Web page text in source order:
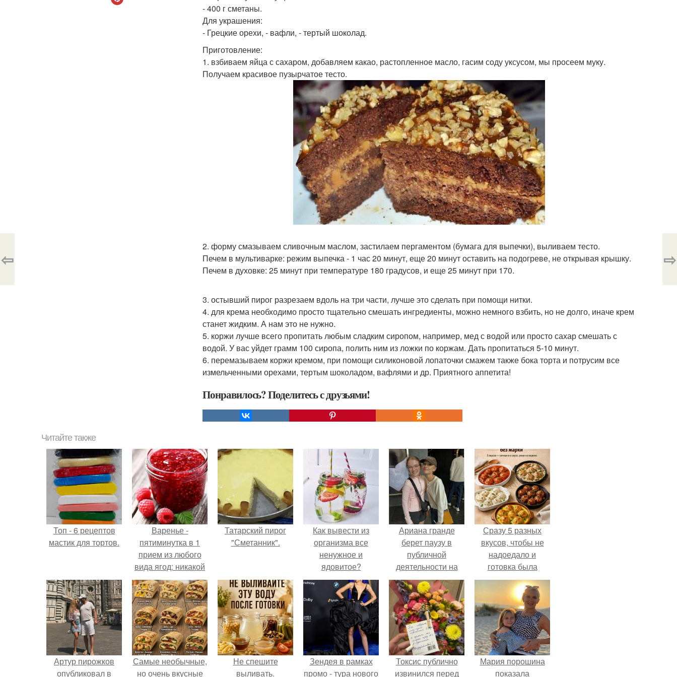
- 400 г сметаны.
Для украшения:
- Грецкие орехи, - вафли, - тертый шоколад.
Приготовление:
1. взбиваем яйца с сахаром, добавляем какао, растопленное масло, гасим соду уксусом, мы просеем муку.
Получаем красивое пузырчатое тесто.
2. форму смазываем сливочным маслом, застилаем пергаментом (бумага для выпечки), выливаем тесто.
Печем в мультиварке: режим выпечка - 1 час 20 минут, еще 20 минут оставить на подогреве, не открывая крышку.
Печем в духовке: 25 минут при температуре 180 градусов, и еще 25 минут при 170.
3. остывший пирог разрезаем вдоль на три части, лучше это сделать при помощи нитки.
4. для крема необходимо просто тщательно смешать ингредиенты, можно немного взбить, но не долго, иначе крем
станет жидким. А нам это не нужно.
5. коржи лучше всего пропитать любым сладким сиропом, например, мед с водой или просто сахар смешать с
водой. У вас уйдет грамм 100 сиропа, полить ним из ложки по коржам. Дать пропитаться 5-10 минут.
6. перемазываем коржи кремом, при помощи силиконовой лопаточки смажем также бока торта и потрусим все
измельченными орехами, тертым шоколадом, вафлями и др. Приятного аппетита!
Понравилось? Поделитесь с друзьями!
⇦ ⇨
Читайте также
Топ - 6 рецептов
мастик для тортов.
Варенье -
пятиминутка в 1
прием из любого
вида ягод: никакой
длительной варки,
все витамины на
месте!
Татарский пирог
"Сметанник".
Как вывести из
организма все
ненужное и
ядовитое?
Ариана гранде
берет паузу в
публичной
деятельности на
фоне слухов о
своем здоровье.
Сразу 5 разных
вкусов, чтобы не
надоедало и
готовка была
проще.
Артур пирожков
опубликовал в
Самые необычные,
но очень вкусные
Не спешите
выливать.
Зендея в рамках
промо - тура нового
Токсис публично
извинился перед
Мария порошина
показала